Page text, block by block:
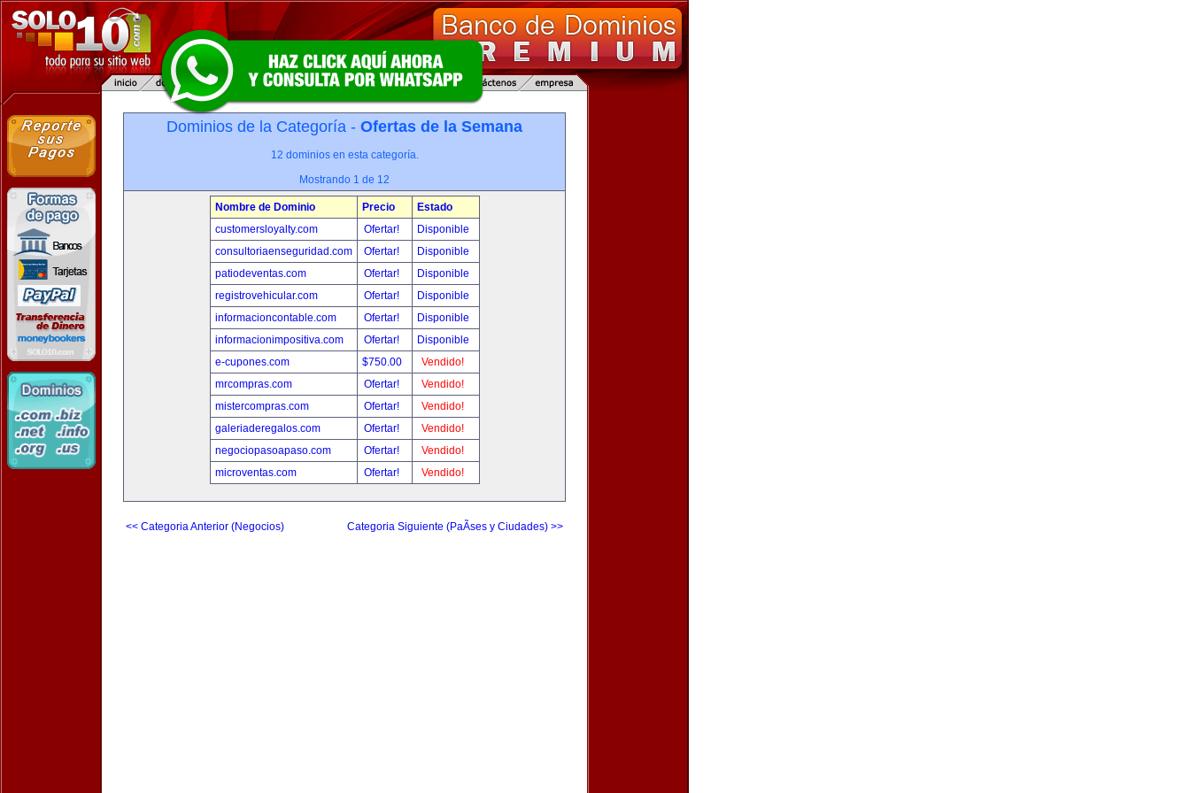
Dominios de la Categoría - Ofertas de la Semana
12 dominios en esta categoría.
Mostrando 1 de 12
Nombre de Dominio Precio
Estado
customersloyalty.com
Ofertar!
Disponible
consultoriaenseguridad.com
Ofertar!
Disponible
patiodeventas.com
Ofertar!
Disponible
registrovehicular.com
Ofertar!
Disponible
informacioncontable.com
Ofertar!
Disponible
informacionimpositiva.com
Ofertar!
Disponible
e-cupones.com
$750.00
Vendido!
mrcompras.com
Ofertar!
Vendido!
mistercompras.com
Ofertar!
Vendido!
galeriaderegalos.com
Ofertar!
Vendido!
negociopasoapaso.com
Ofertar!
Vendido!
microventas.com
Ofertar! Vendido!
<< Categoria Anterior (Negocios) Categoria Siguiente (PaÃ­ses y Ciudades) >>